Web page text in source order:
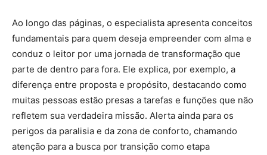
Ao longo das páginas, o especialista apresenta conceitos
fundamentais para quem deseja empreender com alma e
conduz o leitor por uma jornada de transformação que
parte de dentro para fora. Ele explica, por exemplo, a
diferença entre proposta e propósito, destacando como
muitas pessoas estão presas a tarefas e funções que não
refletem sua verdadeira missão. Alerta ainda para os
perigos da paralisia e da zona de conforto, chamando
atenção para a busca por transição como etapa